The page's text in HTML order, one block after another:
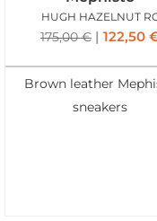
HUGH HAZELNUT
175,00€ 122,50
Brown leather
sneakers